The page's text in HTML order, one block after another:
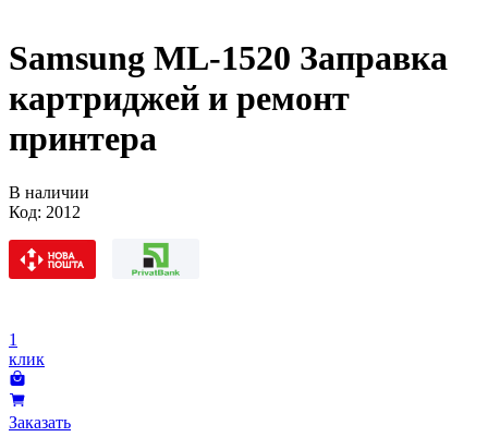
Samsung ML-1520 Заправка
картриджей и ремонт
принтера
В наличии
Код: 2012
1
клик
Заказать